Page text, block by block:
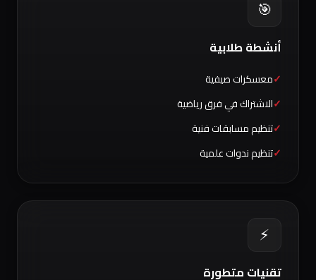
🎯
أنشطة طلابية
معسكرات صيفية
الاشتراك في فرق رياضية
تنظيم مسابقات فنية
تنظيم ندوات علمية
⚡
تقنيات متطورة